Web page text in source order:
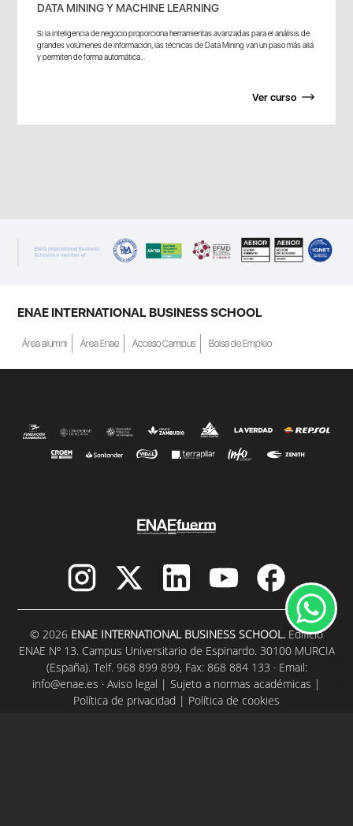
DATA MINING Y MACHINE LEARNING
Si la inteligencia de negocio proporciona herramientas avanzadas para el análisis de
grandes volúmenes de información, las técnicas de Data Mining van un paso más allá
y permiten de forma automática...
Ver curso
ENAE INTERNATIONAL BUSINESS SCHOOL
Área alumni Área Enae Acceso Campus Bolsa de Empleo
© 2026 ENAE INTERNATIONAL BUSINESS SCHOOL. Edificio
ENAE Nº 13. Campus Universitario de Espinardo. 30100 MURCIA
(España). Telf. 968 899 899, Fax: 868 884 133 · Email:
info@enae.es · Aviso legal | Sujeto a normas académicas |
Política de privacidad | Política de cookies